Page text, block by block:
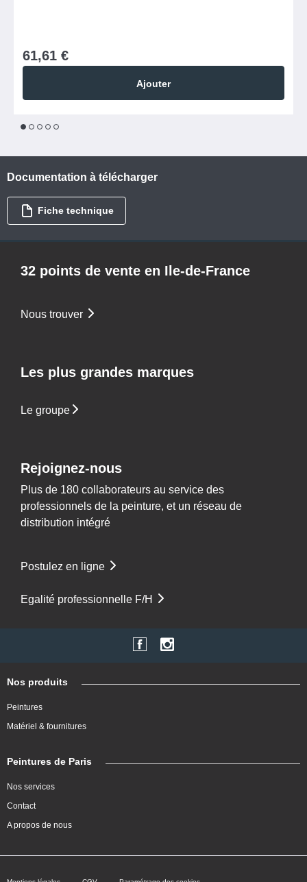
61,61 €
Ajouter
1 2 3 4
Documentation à télécharger
Fiche technique
32 points de vente en Ile-de-France
Nous trouver
Les plus grandes marques
Le groupe
Rejoignez-nous
Plus de 180 collaborateurs au service des
professionnels de la peinture, et un réseau de
distribution intégré
Postulez en ligne
Egalité professionnelle F/H
Nos produits
Peintures
Matériel & fournitures
Peintures de Paris
Nos services
Contact
A propos de nous